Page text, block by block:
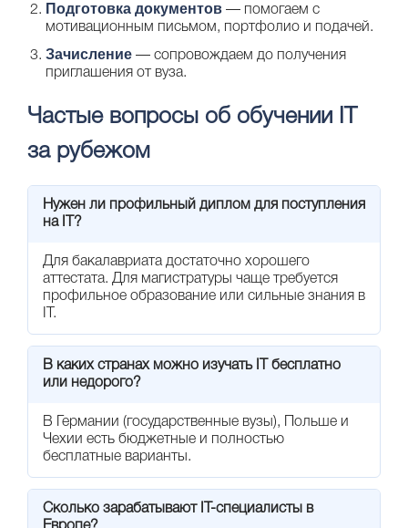
Подготовка документов — помогаем с
мотивационным письмом, портфолио и подачей.
Зачисление — сопровождаем до получения
приглашения от вуза.
Частые вопросы об обучении IT
за рубежом
Нужен ли профильный диплом для поступления
на IT?
Для бакалавриата достаточно хорошего
аттестата. Для магистратуры чаще требуется
профильное образование или сильные знания в
IT.
В каких странах можно изучать IT бесплатно
или недорого?
В Германии (государственные вузы), Польше и
Чехии есть бюджетные и полностью
бесплатные варианты.
Сколько зарабатывают IT-специалисты в